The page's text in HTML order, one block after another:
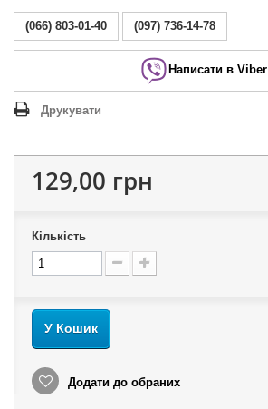
(066) 803-01-40 (097) 736-14-78
Написати в Viber
Друкувати
129,00 грн
Кількість
У Кошик
Додати до обраних